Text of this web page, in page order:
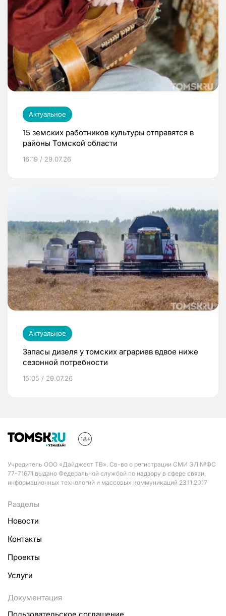
Актуальное
15 земских работников культуры отправятся в
районы Томской области
16:19 / 29.07.26
Актуальное
Запасы дизеля у томских аграриев вдвое ниже
сезонной потребности
15:05 / 29.07.26
Учредитель ООО «Дайджест ТВ». Св-во о регистрации СМИ ЭЛ №ФС
77-71671 выдано Федеральной службой по надзору в сфере связи,
информационных технологий и массовых коммуникаций 23.11.2017
Разделы
Новости
Контакты
Проекты
Услуги
Документация